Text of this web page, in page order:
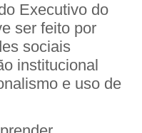
Executivo do
ser feito por
sociais
institucional
e uso de